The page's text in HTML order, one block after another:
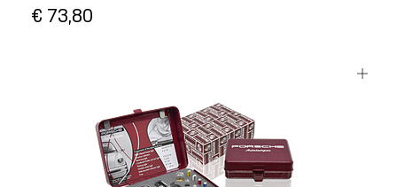
Meer Porsche
€ 73,80